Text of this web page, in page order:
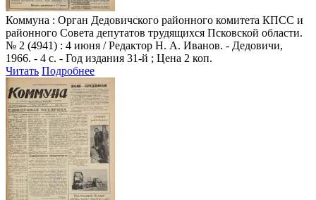
Коммуна : Орган Дедовичского районного комитета КПСС и
районного Совета депутатов трудящихся Псковской области.
№ 2 (4941) : 4 июня / Редактор Н. А. Иванов. - Дедовичи,
1966. - 4 с. - Год издания 31-й ; Цена 2 коп.
Читать Подробнее